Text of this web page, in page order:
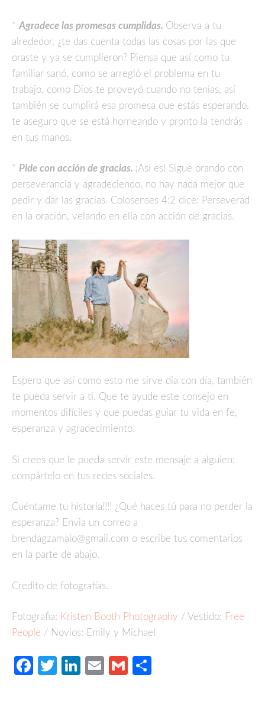
* Agradece las promesas cumplidas. Observa a tu
alrededor, ¿te das cuenta todas las cosas por las que
oraste y ya se cumplieron? Piensa que así como tu
familiar sanó, como se arregló el problema en tu
trabajo, como Dios te proveyó cuando no tenías, así
también se cumplirá esa promesa que estás esperando,
te aseguro que se está horneando y pronto la tendrás
en tus manos.
* Pide con acción de gracias. ¡Así es! Sigue orando con
perseverancia y agradeciendo, no hay nada mejor que
pedir y dar las gracias. Colosenses 4:2 dice: Perseverad
en la oración, velando en ella con acción de gracias.
Espero que así como esto me sirve día con día, también
te pueda servir a ti. Que te ayude este consejo en
momentos difíciles y que puedas guiar tu vida en fe,
esperanza y agradecimiento.
Si crees que le pueda servir este mensaje a alguien;
compártelo en tus redes sociales.
Cuéntame tu historia!!!! ¿Qué haces tú para no perder la
esperanza? Envia un correo a
brendagzamalo@gmail.com o escribe tus comentarios
en la parte de abajo.
Credito de fotografías.
Fotografia: Kristen Booth Photography / Vestido: Free
People / Novios: Emily y Michael
Facebook
TwitterLinkedIn
EmailGmail